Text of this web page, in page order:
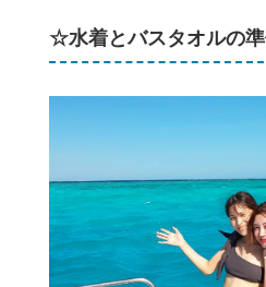
☆水着とバスタオルの